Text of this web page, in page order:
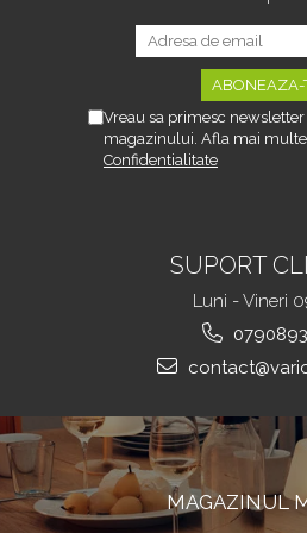
Accesorii decorative
Vreau sa primesc
magazinului. Afla mai
Confidentialitate
SUPORT
Luni - Vineri
MAGAZINUL